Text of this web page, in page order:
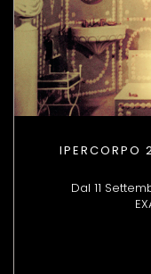
IPERCORPO
Dal 11